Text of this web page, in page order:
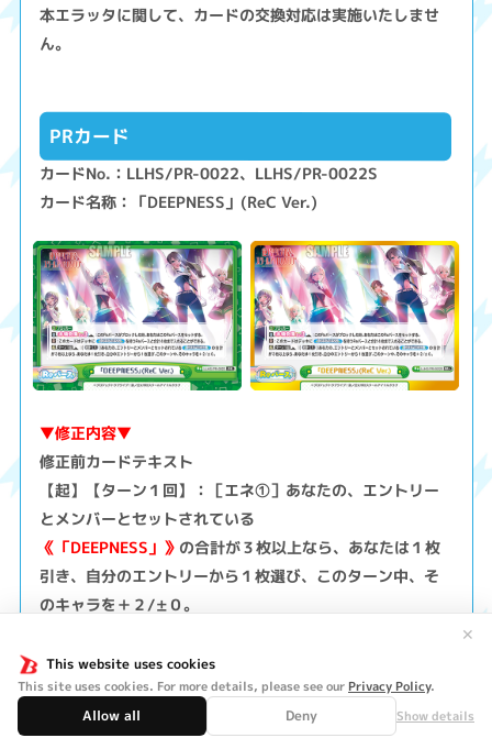
This website uses cookies
This site uses cookies. For more details, please see our Privacy Policy.
Allow all Deny Show details
✕
本エラッタに関して、カードの交換対応は実施いたしませ
ん。
PRカード
カードNo.：LLHS/PR-0022、LLHS/PR-0022S
カード名称：「DEEPNESS」(ReC Ver.)
▼修正内容▼
修正前カードテキスト
【起】【ターン１回】：［エネ①］あなたの、エントリー
とメンバーとセットされている
《「DEEPNESS」》 の合計が３枚以上なら、あなたは１枚
引き、自分のエントリーから１枚選び、このターン中、そ
のキャラを＋２/±０。
修正後カードテキスト
【起】【ターン１回】：［エネ①］あなたの、エントリー
とメンバーとセットされている